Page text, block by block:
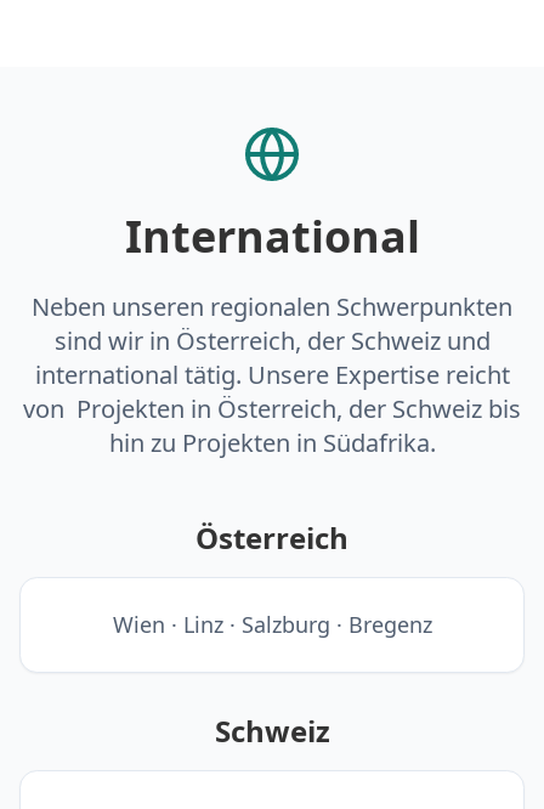
International
Neben unseren regionalen Schwerpunkten
sind wir in Österreich, der Schweiz und
international tätig. Unsere Expertise reicht
von Projekten in Österreich, der Schweiz bis
hin zu Projekten in Südafrika.
Österreich
Wien · Linz · Salzburg · Bregenz
Schweiz